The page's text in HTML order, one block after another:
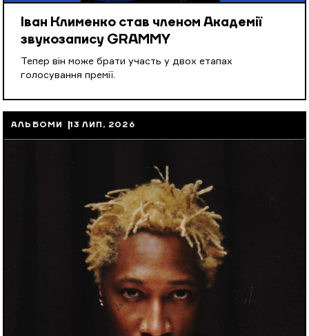
Іван Клименко став членом Академії
звукозапису GRAMMY
Тепер він може брати участь у двох етапах
голосування премії.
АЛЬБОМИ 13 ЛИП, 2026